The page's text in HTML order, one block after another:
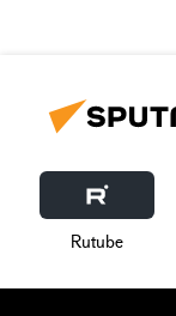
Rutube